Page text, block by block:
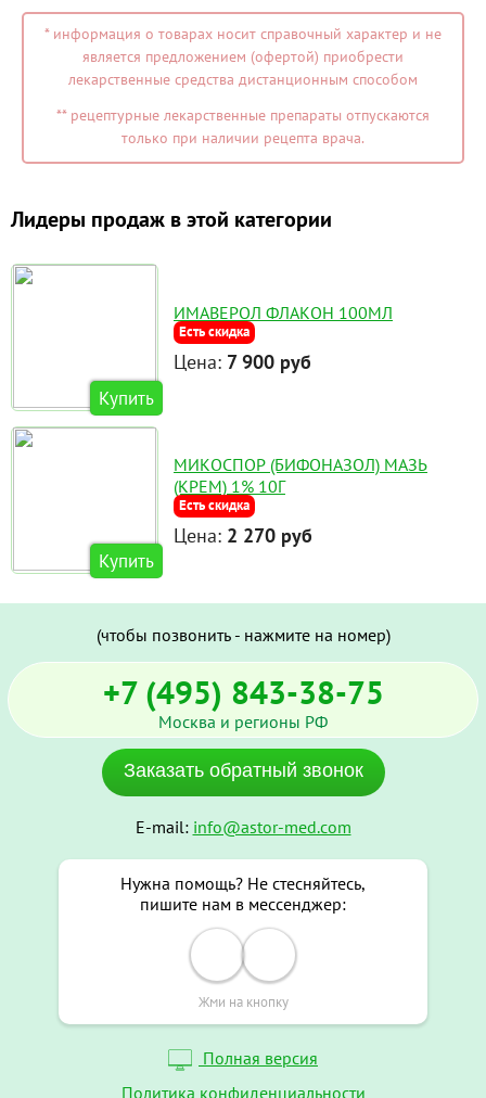
* информация о товарах носит справочный характер и не
является предложением (офертой) приобрести
лекарственные средства дистанционным способом
** рецептурные лекарственные препараты отпускаются
только при наличии рецепта врача.
Лидеры продаж в этой категории
Купить
ИМАВЕРОЛ ФЛАКОН 100МЛ
Есть скидка
Цена: 7 900 руб
Купить
МИКОСПОР (БИФОНАЗОЛ) МАЗЬ
(КРЕМ) 1% 10Г
Есть скидка
Цена: 2 270 руб
(чтобы позвонить - нажмите на номер)
+7 (495) 843-38-75
Москва и регионы РФ
Заказать обратный звонок
E-mail: info@astor-med.com
Нужна помощь? Не стесняйтесь,
пишите нам в мессенджер:
Жми на кнопку
Полная версия
Политика конфиденциальности